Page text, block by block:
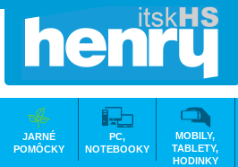
JARNÉ
POMÔCKY
PC,
NOTEBOOKY
MOBILY,
TABLETY,
HODINKY